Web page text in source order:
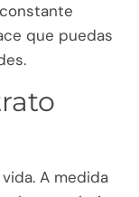
que puedas
A medida